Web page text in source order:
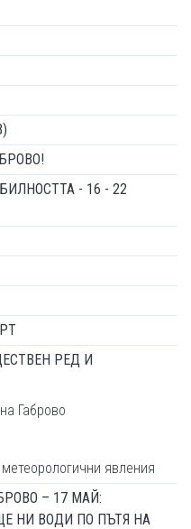
- 16 - 22
РЕД И
Габрово
явления
– 17 МАЙ:
НИ ВОДИ ПО ПЪТЯ НА